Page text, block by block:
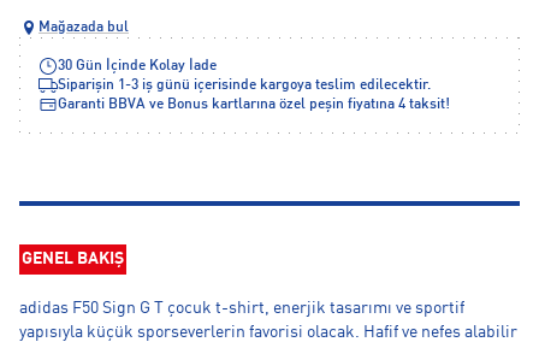
Mağazada bul
30 Gün İçinde Kolay İade
Siparişin 1-3 iş günü içerisinde kargoya teslim edilecektir.
Garanti BBVA ve Bonus kartlarına özel peşin fiyatına 4 taksit!
GENEL BAKIŞ
adidas F50 Sign G T çocuk t-shirt, enerjik tasarımı ve sportif
yapısıyla küçük sporseverlerin favorisi olacak. Hafif ve nefes alabilir